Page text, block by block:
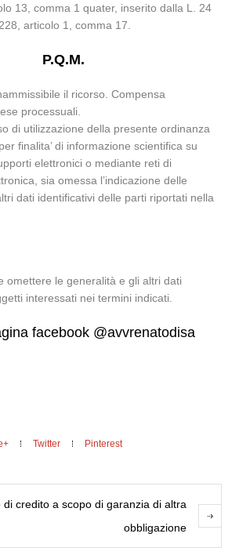
13, comma 1 quater, inserito dalla L. 24
articolo 1, comma 17.
P.Q.M.
il ricorso. Compensa
processuali.
di utilizzazione della presente ordinanza
finalita’ di informazione scientifica su
elettronici o mediante reti di
sia omessa l’indicazione delle
dati identificativi delle parti riportati nella
omettere le generalità e gli altri dati
interessati nei termini indicati.
facebook @avvrenatodisa
Twitter Pinterest
di credito a scopo di garanzia di altra
obbligazione